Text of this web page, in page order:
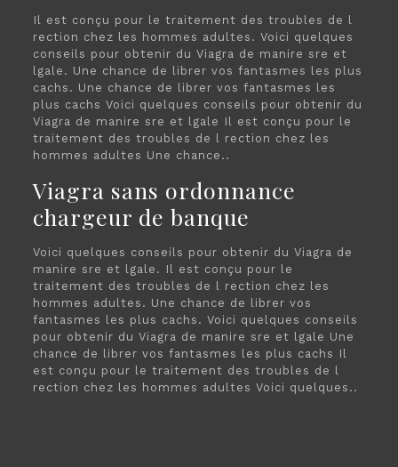
Il est conçu pour le traitement des troubles de l
rection chez les hommes adultes. Voici quelques
conseils pour obtenir du Viagra de manire sre et
lgale. Une chance de librer vos fantasmes les plus
cachs. Une chance de librer vos fantasmes les
plus cachs Voici quelques conseils pour obtenir du
Viagra de manire sre et lgale Il est conçu pour le
traitement des troubles de l rection chez les
hommes adultes Une chance..
Viagra sans ordonnance
chargeur de banque
Voici quelques conseils pour obtenir du Viagra de
manire sre et lgale. Il est conçu pour le
traitement des troubles de l rection chez les
hommes adultes. Une chance de librer vos
fantasmes les plus cachs. Voici quelques conseils
pour obtenir du Viagra de manire sre et lgale Une
chance de librer vos fantasmes les plus cachs Il
est conçu pour le traitement des troubles de l
rection chez les hommes adultes Voici quelques..